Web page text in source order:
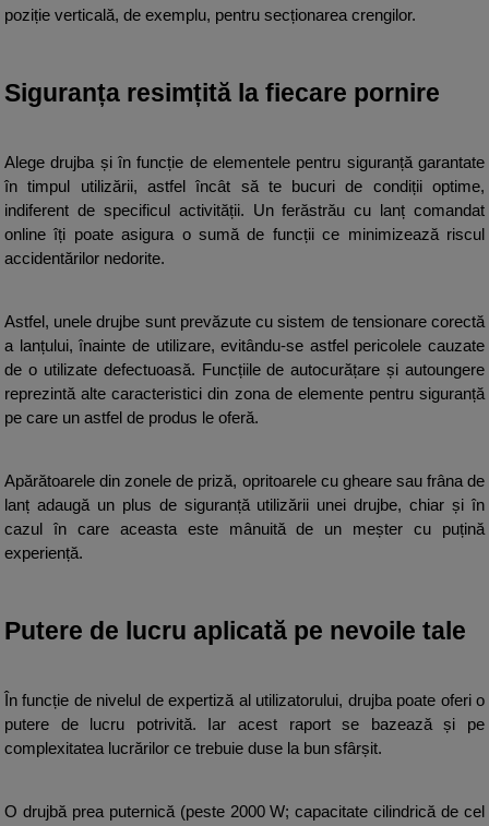
poziție verticală, de exemplu, pentru secționarea crengilor.
Siguranța resimțită la fiecare pornire
Alege drujba și în funcție de elementele pentru siguranță garantate
în timpul utilizării, astfel încât să te bucuri de condiții optime,
indiferent de specificul activității. Un ferăstrău cu lanț comandat
online îți poate asigura o sumă de funcții ce minimizează riscul
accidentărilor nedorite.
Astfel, unele drujbe sunt prevăzute cu sistem de tensionare corectă
a lanțului, înainte de utilizare, evitându-se astfel pericolele cauzate
de o utilizate defectuoasă. Funcțiile de autocurățare și autoungere
reprezintă alte caracteristici din zona de elemente pentru siguranță
pe care un astfel de produs le oferă.
Apărătoarele din zonele de priză, opritoarele cu gheare sau frâna de
lanț adaugă un plus de siguranță utilizării unei drujbe, chiar și în
cazul în care aceasta este mânuită de un meșter cu puțină
experiență.
Putere de lucru aplicată pe nevoile tale
În funcție de nivelul de expertiză al utilizatorului, drujba poate oferi o
putere de lucru potrivită. Iar acest raport se bazează și pe
complexitatea lucrărilor ce trebuie duse la bun sfârșit.
O drujbă prea puternică (peste 2000 W; capacitate cilindrică de cel